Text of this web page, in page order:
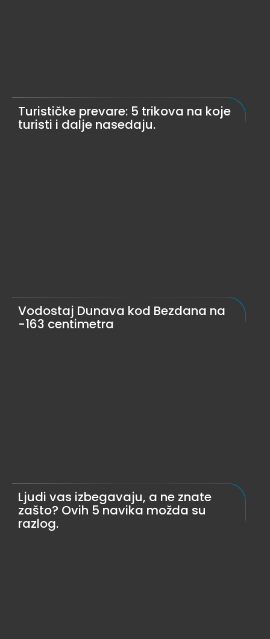
Turističke prevare: 5 trikova na koje
turisti i dalje nasedaju.
Vodostaj Dunava kod Bezdana na
-163 centimetra
Ljudi vas izbegavaju, a ne znate
zašto? Ovih 5 navika možda su
razlog.